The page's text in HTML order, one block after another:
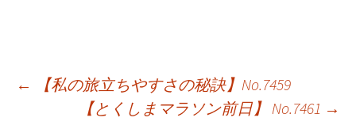
投←
【私の旅立ちやすさの秘訣】No.7459
【とくしまマラソン前日】 No.7461 →